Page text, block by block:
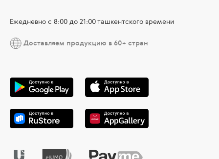
Ежедневно с 8:00 до 21:00 ташкентского времени
Доставляем продукцию в 60+ стран